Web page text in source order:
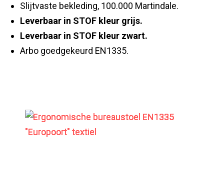
Slijtvaste bekleding, 100.000 Martindale.
Leverbaar in STOF kleur grijs.
Leverbaar in STOF kleur zwart.
Arbo goedgekeurd EN1335.